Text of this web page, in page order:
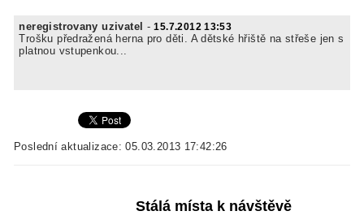
neregistrovany uzivatel -15.7.2012 13:53
Trošku předražená herna pro děti. A dětské hřiště na střeše jen s
platnou vstupenkou...
Poslední aktualizace: 05.03.2013 17:42:26
Stálá místa k návštěvě